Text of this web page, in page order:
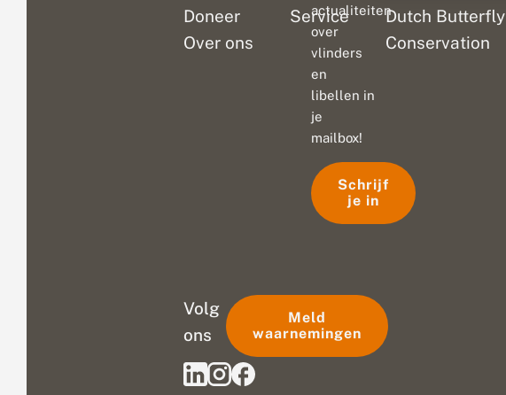
Doneer
Over ons
Service
Dutch Butterfly
Conservation
actualiteiten
over
vlinders
en
libellen in
je
mailbox!
Schrijf
je in
Volg
ons
Meld
waarnemingen